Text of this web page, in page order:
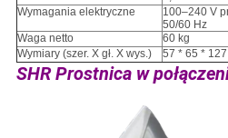
Wymagania elektryczne
100–240 V
50/60 Hz
Waga netto
60 kg
Wymiary (szer. X gł. X wys.)
57 * 65 *
SHR Prostnica w